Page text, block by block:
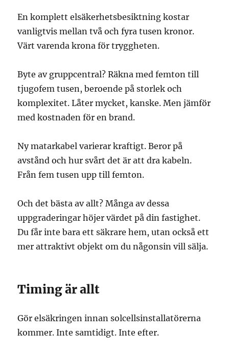
En komplett elsäkerhetsbesiktning kostar
vanligtvis mellan två och fyra tusen kronor.
Värt varenda krona för tryggheten.
Byte av gruppcentral? Räkna med femton till
tjugofem tusen, beroende på storlek och
komplexitet. Låter mycket, kanske. Men jämför
med kostnaden för en brand.
Ny matarkabel varierar kraftigt. Beror på
avstånd och hur svårt det är att dra kabeln.
Från fem tusen upp till femton.
Och det bästa av allt? Många av dessa
uppgraderingar höjer värdet på din fastighet.
Du får inte bara ett säkrare hem, utan också ett
mer attraktivt objekt om du någonsin vill sälja.
Timing är allt
Gör elsäkringen innan solcellsinstallatörerna
kommer. Inte samtidigt. Inte efter.